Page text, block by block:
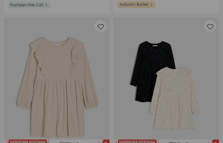
Pusheen the Cat
Autumn Ballet